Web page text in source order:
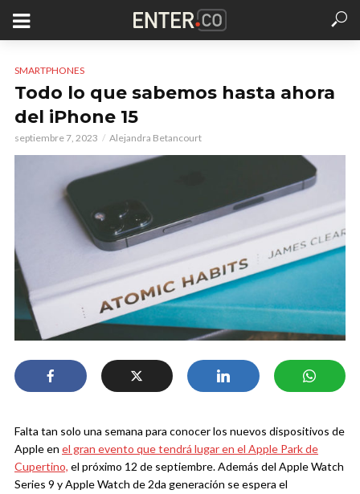
SMARTPHONES
Todo lo que sabemos hasta ahora
del iPhone 15
septiembre 7, 2023 Alejandra Betancourt
Falta tan solo una semana para conocer los nuevos dispositivos de
Apple en el gran evento que tendrá lugar en el Apple Park de
Cupertino, el próximo 12 de septiembre. Además del Apple Watch
Series 9 y Apple Watch de 2da generación se espera el